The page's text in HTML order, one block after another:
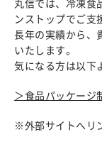
丸信では、冷凍食
ンストップでご支
長年の実績から、
いたします。
気になる方は以下
＞食品パッケージ
※外部サイトへリ